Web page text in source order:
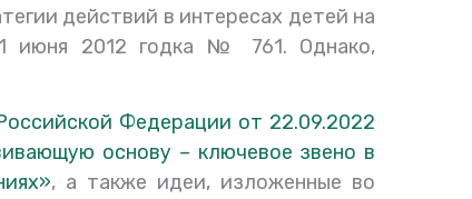
действий в интересах детей на
1 июня 2012 годка № 761. Однако,
Федерации от 22.09.2022
основу – ключевое звено в
, а также идеи, изложенные во